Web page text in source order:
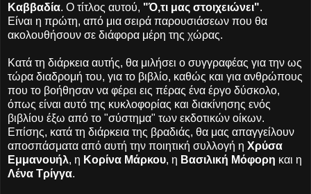
Καββαδία. Ο τίτλος αυτού, "Ό,τι μας στοιχειώνει".
Είναι η πρώτη, από μια σειρά παρουσιάσεων που θα
ακολουθήσουν σε διάφορα μέρη της χώρας.
Κατά τη διάρκεια αυτής, θα μιλήσει ο συγγραφέας για την ως
τώρα διαδρομή του, για το βιβλίο, καθώς και για ανθρώπους
που το βοήθησαν να φέρει εις πέρας ένα έργο δύσκολο,
όπως είναι αυτό της κυκλοφορίας και διακίνησης ενός
βιβλίου έξω από το "σύστημα" των εκδοτικών οίκων.
Επίσης, κατά τη διάρκεια της βραδιάς, θα μας απαγγείλουν
αποσπάσματα από αυτή την ποιητική συλλογή η Χρύσα
Εμμανουήλ, η Κορίνα Μάρκου, η Βασιλική Μόφορη και η
Λένα Τρίγγα.